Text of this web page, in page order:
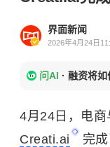
界面新闻
2026年4月24日
问AI · 融资将如
4月24日，电商
Creati.ai
完